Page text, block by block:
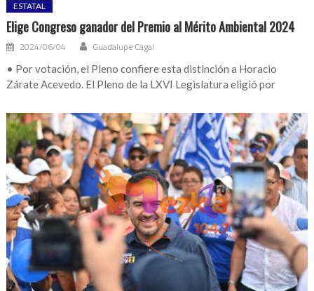
ESTATAL
Elige Congreso ganador del Premio al Mérito Ambiental 2024
2024/06/04 Guadalupe Cagal
• Por votación, el Pleno confiere esta distinción a Horacio
Zárate Acevedo. El Pleno de la LXVI Legislatura eligió por